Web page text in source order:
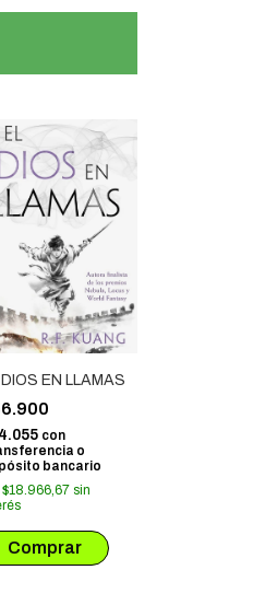
DIOS EN LLAMAS
con
o
bancario
$18.966,67 sin